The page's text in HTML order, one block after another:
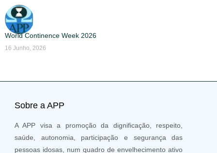
World Continence Week 2026
16 Junho, 2026
Sobre a APP
A APP visa a promoção da dignificação, respeito,
saúde, autonomia, participação e segurança das
pessoas idosas, num quadro de envelhecimento ativo